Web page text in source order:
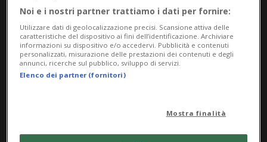
Sottoscrivi un abbonamentoArchivioper
leggere questo articolo, oppure scegli
MyTioAboper accedere all'archivio e
navigare su sito e app senza pubblicità.
Noi e i nostri partner trattiamo i dati per fornire:
Utilizzare dati di geolocalizzazione precisi. Scansione attiva delle
caratteristiche del dispositivo ai fini dell’identificazione. Archiviare
informazioni su dispositivo e/o accedervi. Pubblicità e contenuti
personalizzati, misurazione delle prestazioni dei contenuti e degli
annunci, ricerche sul pubblico, sviluppo di servizi.
Elenco dei partner (fornitori)
Mostra finalità